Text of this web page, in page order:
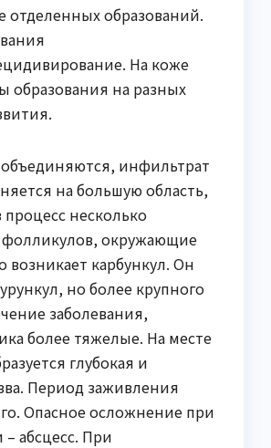
отделенных образований.
На коже
образования на разных
объединяются, инфильтрат
на большую область,
процесс несколько
окружающие
возникает карбункул. Он
но более крупного
заболевания,
более тяжелые. На месте
глубокая и
Период заживления
Опасное осложнение при
– абсцесс. При